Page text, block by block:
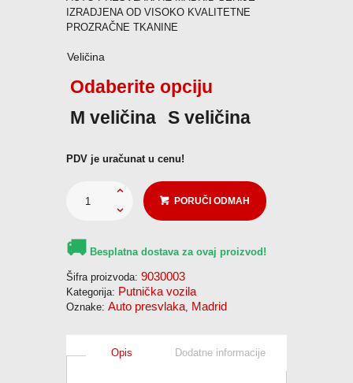
Pozovi odmah
IZRADJENA OD VISOKO KVALITETNE
PROZRAČNE TKANINE
Veličina
Odaberite opciju
M veličina S veličina
PDV je uračunat u cenu!
PORUČI ODMAH
🚚 Besplatna dostava za ovaj proizvod!
Šifra proizvoda: 9030003
Kategorija: Putnička vozila
Oznake: Auto presvlaka, Madrid
Opis Dodatne informacije